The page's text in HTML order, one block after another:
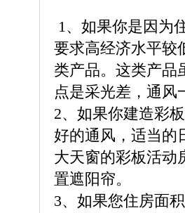
1、如果你是因为
要求高经济水平较
类产品。这类产品
点是采光差，通
2、如果你建造彩
好的通风，适当的
大天窗的彩板活动
置遮阳帘。
3、如果您住房面